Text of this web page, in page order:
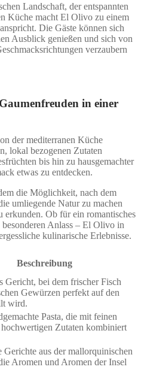
Landschaft, der entspannten
Küche macht El Olivo zu einem
Die Gäste können sich
Ausblick genießen und sich von
verzaubern
in einer
der mediterranen Küche
lokal bezogenen Zutaten
bis hin zu hausgemachter
etwas zu entdecken.
die Möglichkeit, nach dem
umliegende Natur zu machen
erkunden. Ob für ein romantisches
Anlass – El Olivo in
kulinarische Erlebnisse.
Beschreibung
Gericht, bei dem frischer Fisch
Gewürzen perfekt auf den
wird.
Pasta, die mit feinen
hochwertigen Zutaten kombiniert
Gerichte aus der mallorquinischen
Aromen und Aromen der Insel